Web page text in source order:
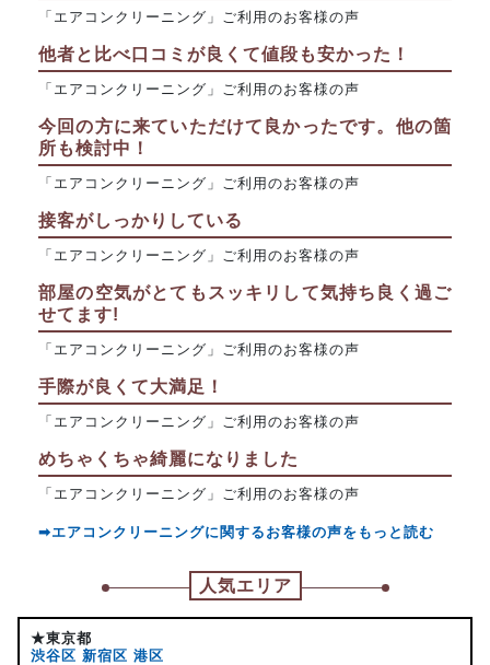
「エアコンクリーニング」ご利用のお客様の声
他者と比べ口コミが良くて値段も安かった！
「エアコンクリーニング」ご利用のお客様の声
今回の方に来ていただけて良かったです。他の箇
所も検討中！
「エアコンクリーニング」ご利用のお客様の声
接客がしっかりしている
「エアコンクリーニング」ご利用のお客様の声
部屋の空気がとてもスッキリして気持ち良く過ご
せてます!
「エアコンクリーニング」ご利用のお客様の声
手際が良くて大満足！
「エアコンクリーニング」ご利用のお客様の声
めちゃくちゃ綺麗になりました
「エアコンクリーニング」ご利用のお客様の声
➡エアコンクリーニングに関するお客様の声をもっと読む
人気エリア
★東京都
渋谷区 新宿区 港区